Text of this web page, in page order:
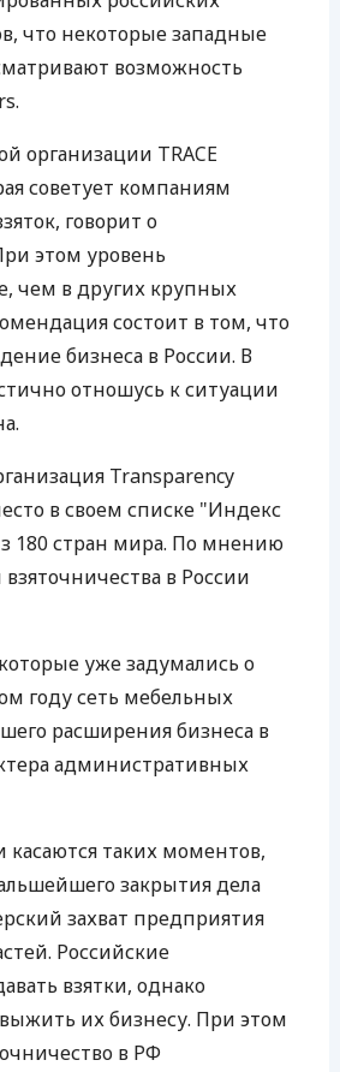
ЕЖЕМЕСЯЧНЫЙ ОБЗОР
КЕШБЭКА
что некоторые западные
возможность
организации TRACE
советует компаниям
говорит о
этом уровень
чем в других крупных
состоит в том, что
бизнеса в России. В
отношусь к ситуации
Transparency
в своем списке "Индекс
180 стран мира. По мнению
в России
уже задумались о
году сеть мебельных
расширения бизнеса в
административных
касаются таких моментов,
закрытия дела
захват предприятия
Российские
взятки, однако
их бизнесу. При этом
в РФ